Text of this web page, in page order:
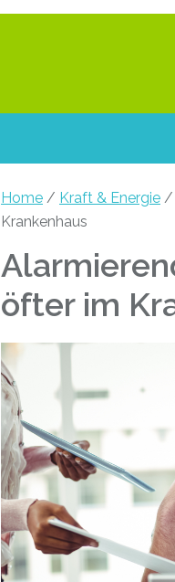
Home / Kraft & Energie /
Krankenhaus
öfter im